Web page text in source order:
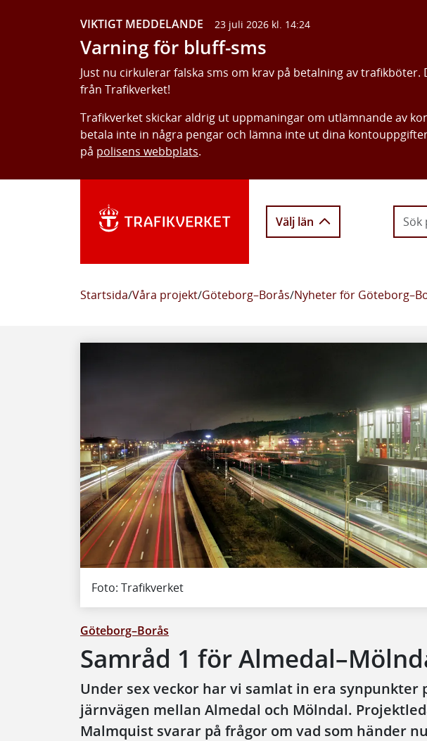
VIKTIGT MEDDELANDE 23 juli 2026 kl. 14:24
Varning för bluff-sms
Just nu cirkulerar falska sms om krav på betalning av
från Trafikverket!
Trafikverket skickar aldrig ut uppmaningar om utlämnande av
betala inte in några pengar och lämna inte ut dina
på polisens webbplats.
Välj län
Startsida/Våra projekt/Göteborg–Borås/Nyheter för
Foto: Trafikverket
Göteborg–Borås
Samråd 1 för
Under sex veckor har vi samlat in era synpunkter
järnvägen mellan Almedal och Mölndal.
Malmquist svarar på frågor om vad som händer